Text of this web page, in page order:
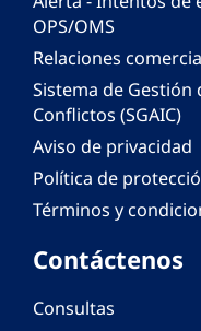
OPS/OMS
Relaciones
Sistema de
Conflictos (SGAIC)
Aviso de privacidad
Política de
Términos y
Contáctenos
Consultas